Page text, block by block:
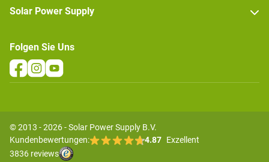
Solar Power Supply
Folgen Sie Uns
© 2013 - 2026 - Solar Power Supply B.V.
Kundenbewertungen:
4.87 Exzellent
3836 reviews